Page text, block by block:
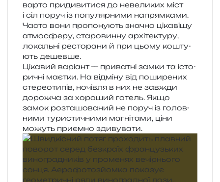
варто при­ди­ви­ти­ся до неве­ли­ких міст
і сіл поруч із попу­ляр­ни­ми напрям­ка­ми.
Часто вони про­по­ну­ють зна­чно ціка­ві­шу
атмо­сфе­ру, ста­ро­вин­ну архі­те­кту­ру,
локаль­ні ресто­ра­ни й при цьому кошту­
ють дешевше.
Цікавий варі­ант — при­ва­тні замки та істо­
ри­чні має­тки. На від­мі­ну від поши­ре­них
сте­ре­о­ти­пів, ночів­ля в них не зав­жди
дорож­ча за хоро­ший готель. Якщо
замок роз­та­шо­ва­ний не поруч із голов­
ни­ми тури­сти­чни­ми магні­та­ми, ціни
можуть при­єм­но здивувати.